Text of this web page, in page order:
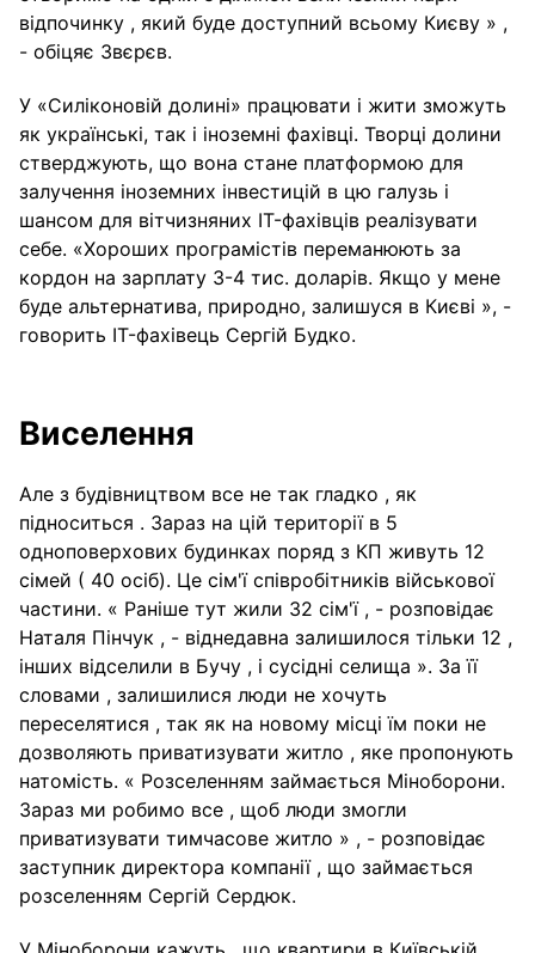
відпочинку , який буде доступний всьому Києву » ,
- обіцяє Звєрєв.
У «Силіконовій долині» працювати і жити зможуть
як українські, так і іноземні фахівці. Творці долини
стверджують, що вона стане платформою для
залучення іноземних інвестицій в цю галузь і
шансом для вітчизняних IT-фахівців реалізувати
себе. «Хороших програмістів переманюють за
кордон на зарплату 3-4 тис. доларів. Якщо у мене
буде альтернатива, природно, залишуся в Києві », -
говорить IT-фахівець Сергій Будко.
Виселення
Але з будівництвом все не так гладко , як
підноситься . Зараз на цій території в 5
одноповерхових будинках поряд з КП живуть 12
сімей ( 40 осіб). Це сім'ї співробітників військової
частини. « Раніше тут жили 32 сім'ї , - розповідає
Наталя Пінчук , - віднедавна залишилося тільки 12 ,
інших відселили в Бучу , і сусідні селища ». За її
словами , залишилися люди не хочуть
переселятися , так як на новому місці їм поки не
дозволяють приватизувати житло , яке пропонують
натомість. « Розселенням займається Міноборони.
Зараз ми робимо все , щоб люди змогли
приватизувати тимчасове житло » , - розповідає
заступник директора компанії , що займається
розселенням Сергій Сердюк.